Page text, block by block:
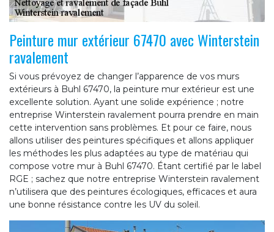
Peinture mur extérieur 67470 avec Winterstein
ravalement
Si vous prévoyez de changer l’apparence de vos murs
extérieurs à Buhl 67470, la peinture mur extérieur est une
excellente solution. Ayant une solide expérience ; notre
entreprise Winterstein ravalement pourra prendre en main
cette intervention sans problèmes. Et pour ce faire, nous
allons utiliser des peintures spécifiques et allons appliquer
les méthodes les plus adaptées au type de matériau qui
compose votre mur à Buhl 67470. Étant certifié par le label
RGE ; sachez que notre entreprise Winterstein ravalement
n’utilisera que des peintures écologiques, efficaces et aura
une bonne résistance contre les UV du soleil.